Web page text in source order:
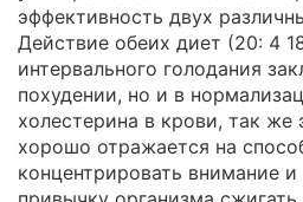
эффективность двух
Действие обеих диет (20: 4
интервального голодания
похудении, но и в
холестерина в крови, так же
хорошо отражается на
концентрировать внимание